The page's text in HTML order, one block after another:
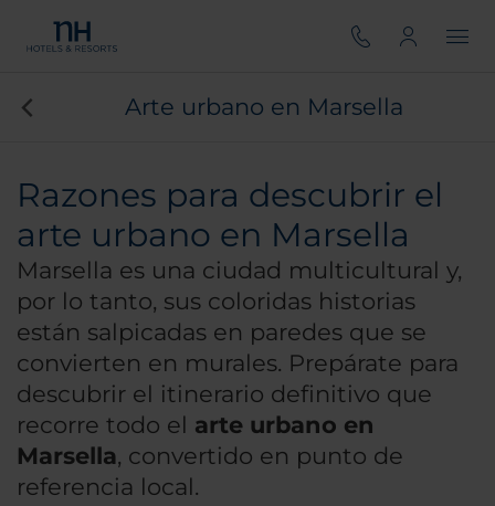
Arte urbano en Marsella
Razones para descubrir el
arte urbano en Marsella
Marsella es una ciudad multicultural y,
por lo tanto, sus coloridas historias
están salpicadas en paredes que se
convierten en murales. Prepárate para
descubrir el itinerario definitivo que
recorre todo el arte urbano en
Marsella, convertido en punto de
referencia local.